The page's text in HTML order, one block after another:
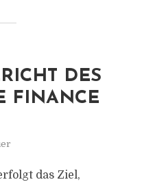
DES
FINANCE
das Ziel,